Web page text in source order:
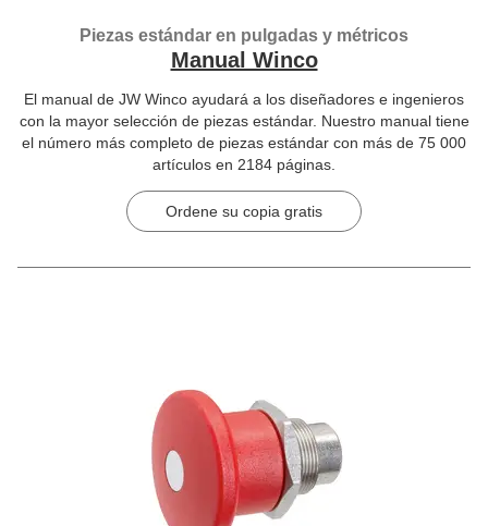
Piezas estándar en pulgadas y métricos
Manual Winco
El manual de JW Winco ayudará a los diseñadores e ingenieros
con la mayor selección de piezas estándar. Nuestro manual tiene
el número más completo de piezas estándar con más de 75 000
artículos en 2184 páginas.
Ordene su copia gratis